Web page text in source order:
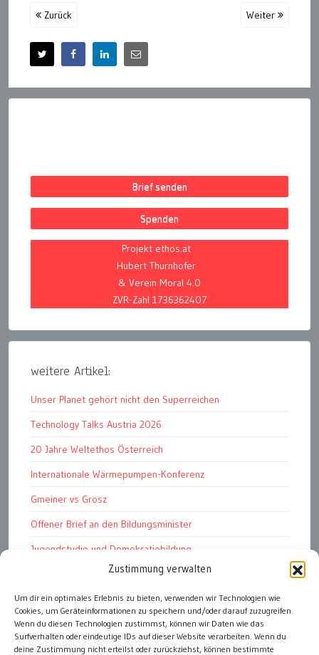
Zustimmung verwalten
Um dir ein optimales Erlebnis zu bieten, verwenden wir Technologien wie
Cookies, um Geräteinformationen zu speichern und/oder darauf zuzugreifen.
Wenn du diesen Technologien zustimmst, können wir Daten wie das
Surfverhalten oder eindeutige IDs auf dieser Website verarbeiten. Wenn du
deine Zustimmung nicht erteilst oder zurückziehst, können bestimmte
Zurück Weiter
Brief senden
Spenden
Projekt ethos.at
Hubert Thurnhofer
& Verein Moral 4.0
ZVR-Zahl 1736362407
weitere Artikel:
Unser Planet gehört nicht den Superreichen
Technology Talks Austria 2026
20 Jahre Weltethos Österreich
Internationale Wärmepumpen-Konferenz
Gmeiner vs Grosz
Offener Brief an den Bildungsminister
Jugendstudie und Demokratiebildung
Solschenizyn, Dugin und der Westen
Finanzindustrie manipuliert Schüler
Chemtrails Contrails Geoengineering